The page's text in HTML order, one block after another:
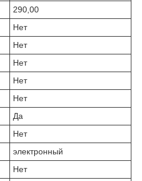
290,00
Нет
Нет
Нет
Нет
Нет
Да
Нет
электронный
Нет